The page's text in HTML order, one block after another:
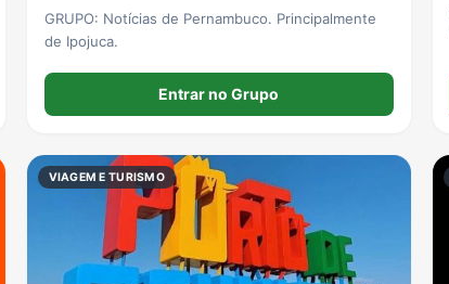
GRUPO: Notícias de Pernambuco. Principalmente
de Ipojuca.
Entrar no Grupo
VIAGEM E TURISMO